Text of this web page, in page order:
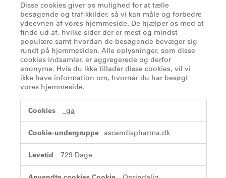
Disse cookies giver os mulighed for at tælle
besøgende og trafikkilder, så vi kan måle og forbedre
ydeevnen af vores hjemmeside. De hjælper os med at
finde ud af, hvilke sider der er mest og mindst
populære samt hvordan de besøgende bevæger sig
rundt på hjemmesiden. Alle oplysninger, som disse
cookies indsamler, er aggregerede og derfor
anonyme. Hvis du ikke tillader disse cookies, vil vi
ikke have information om, hvornår du har besøgt
vores hjemmeside.
Ydelsescookies
_ga
ascendispharma.dk
729 Dage